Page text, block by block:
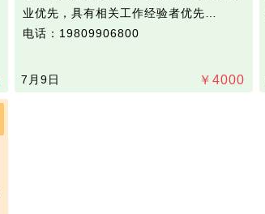
业优先‌，具有相关工作经验者优先…
电话：19809906800
￥ 4000
7月9日